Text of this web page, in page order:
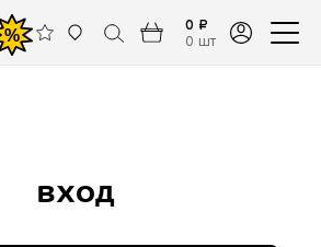
%
0 ₽
0 шт
вход